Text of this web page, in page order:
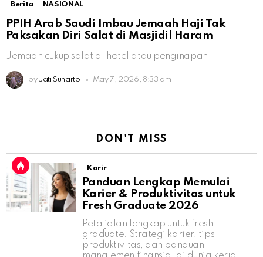
Berita NASIONAL
PPIH Arab Saudi Imbau Jemaah Haji Tak
Paksakan Diri Salat di Masjidil Haram
Jemaah cukup salat di hotel atau penginapan
by Jati Sunarto May 7, 2026, 8:33 am
DON'T MISS
Karir
Panduan Lengkap Memulai
Karier & Produktivitas untuk
Fresh Graduate 2026
Peta jalan lengkap untuk fresh
graduate: Strategi karier, tips
produktivitas, dan panduan